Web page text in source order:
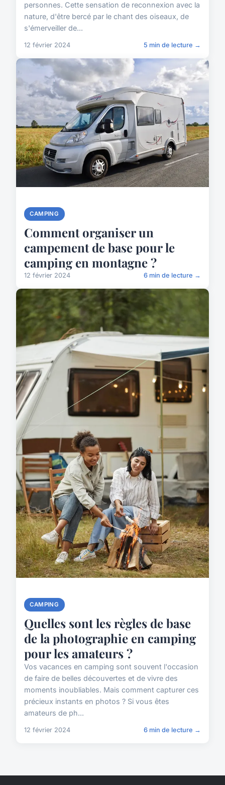
personnes. Cette sensation de reconnexion avec la
nature, d'être bercé par le chant des oiseaux, de
s'émerveiller de...
12 février 2024 5 min de lecture →
CAMPING
Comment organiser un
campement de base pour le
camping en montagne ?
12 février 2024 6 min de lecture →
CAMPING
Quelles sont les règles de base
de la photographie en camping
pour les amateurs ?
Vos vacances en camping sont souvent l'occasion
de faire de belles découvertes et de vivre des
moments inoubliables. Mais comment capturer ces
précieux instants en photos ? Si vous êtes
amateurs de ph...
12 février 2024 6 min de lecture →